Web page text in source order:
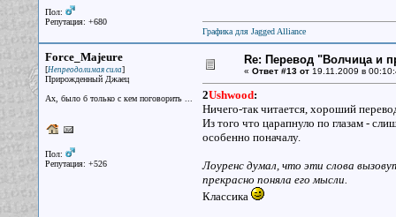
Пол:
Репутация: +680
Графика для Jagged Alliance
Force_Majeure
[Непреодолимая сила]
Прирожденный Джаец
Ах, было б только с кем поговорить ...
Пол:
Репутация: +526
Re: Перевод "Волчица и
« Ответ #13 от19.11.2009 в
2Ushwood:
Ничего-так читается, хороший
Из того что царапнуло по глазам -
особенно поначалу.
Лоуренс думал, что эти слова
прекрасно поняла его мысли.
Классика